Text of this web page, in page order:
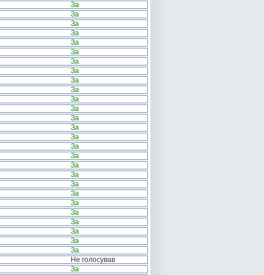
За
За
За
За
За
За
За
За
За
За
За
За
За
За
За
За
За
За
За
За
За
За
За
За
За
За
За
Не голосував
За